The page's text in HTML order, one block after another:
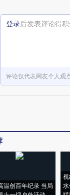
登录后发表评论得
评论仅代表网友个人观
温创百年纪录 当局